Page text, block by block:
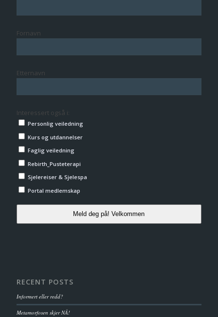
Fornavn
Etternavn
Interessert også i:
Personlig veiledning
Kurs og utdannelser
Faglig veiledning
Rebirth_Pusteterapi
Sjelereiser & Sjelespa
Portal medlemskap
Meld deg på! Velkommen
RECENT POSTS
Informert eller redd?
Metamorfosen skjer NÅ!